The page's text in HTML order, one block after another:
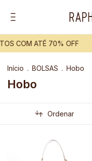
COM ATÉ 70% OFF
Início . BOLSAS . Hobo
Hobo
Ordenar